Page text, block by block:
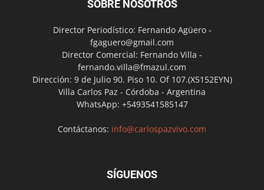
SOBRE NOSOTROS
Director Periodístico: Fernando Agüero -
fgaguero@gmail.com
Director Comercial: Fernando Villa -
fernando.villa@fmazul.com
Dirección: 9 de Julio 90. Piso 10. Of 107.(X5152EYN)
Villa Carlos Paz - Córdoba - Argentina
WhatsApp: +5493541585147
Contáctanos: info@carlospazvivo.com
SÍGUENOS